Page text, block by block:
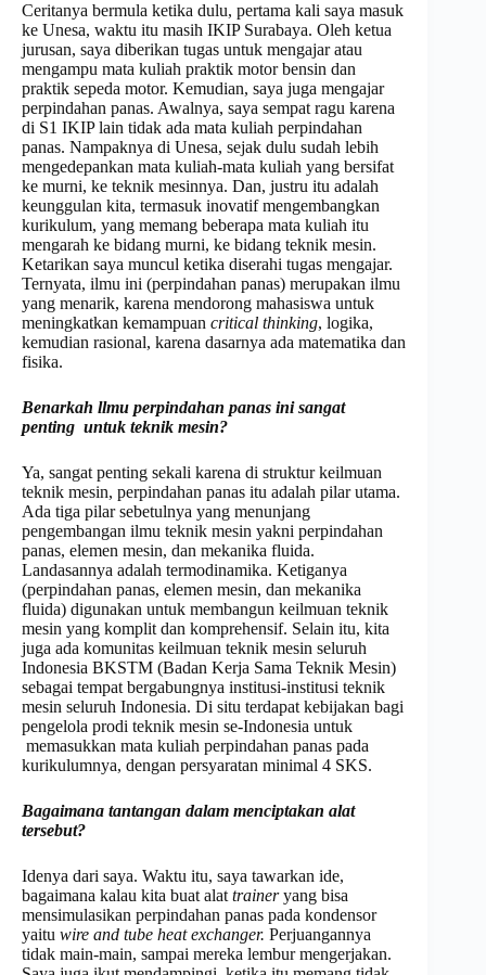
Ceritanya bermula ketika dulu, pertama kali saya masuk
ke Unesa, waktu itu masih IKIP Surabaya. Oleh ketua
jurusan, saya diberikan tugas untuk mengajar atau
mengampu mata kuliah praktik motor bensin dan
praktik sepeda motor. Kemudian, saya juga mengajar
perpindahan panas. Awalnya, saya sempat ragu karena
di S1 IKIP lain tidak ada mata kuliah perpindahan
panas. Nampaknya di Unesa, sejak dulu sudah lebih
mengedepankan mata kuliah-mata kuliah yang bersifat
ke murni, ke teknik mesinnya. Dan, justru itu adalah
keunggulan kita, termasuk inovatif mengembangkan
kurikulum, yang memang beberapa mata kuliah itu
mengarah ke bidang murni, ke bidang teknik mesin.
Ketarikan saya muncul ketika diserahi tugas mengajar.
Ternyata, ilmu ini (perpindahan panas) merupakan ilmu
yang menarik, karena mendorong mahasiswa untuk
meningkatkan kemampuan critical thinking, logika,
kemudian rasional, karena dasarnya ada matematika dan
fisika.
Benarkah llmu perpindahan panas ini sangat
penting untuk teknik mesin?
Ya, sangat penting sekali karena di struktur keilmuan
teknik mesin, perpindahan panas itu adalah pilar utama.
Ada tiga pilar sebetulnya yang menunjang
pengembangan ilmu teknik mesin yakni perpindahan
panas, elemen mesin, dan mekanika fluida.
Landasannya adalah termodinamika. Ketiganya
(perpindahan panas, elemen mesin, dan mekanika
fluida) digunakan untuk membangun keilmuan teknik
mesin yang komplit dan komprehensif. Selain itu, kita
juga ada komunitas keilmuan teknik mesin seluruh
Indonesia BKSTM (Badan Kerja Sama Teknik Mesin)
sebagai tempat bergabungnya institusi-institusi teknik
mesin seluruh Indonesia. Di situ terdapat kebijakan bagi
pengelola prodi teknik mesin se-Indonesia untuk
memasukkan mata kuliah perpindahan panas pada
kurikulumnya, dengan persyaratan minimal 4 SKS.
Bagaimana tantangan dalam menciptakan alat
tersebut?
Idenya dari saya. Waktu itu, saya tawarkan ide,
bagaimana kalau kita buat alat traineryang bisa
mensimulasikan perpindahan panas pada kondensor
yaitu wire and tube heat exchanger. Perjuangannya
tidak main-main, sampai mereka lembur mengerjakan.